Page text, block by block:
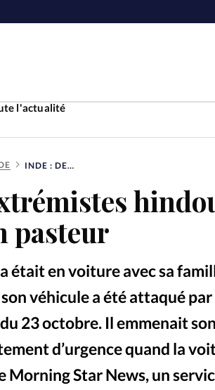
l'actualité
Monde
Société
INDE : DES EXTRÉMISTES HINDOUS ONT TENTÉ DE BRÛLER VIF UN PASTEUR
pasteur
était en voiture avec sa
son véhicule a été attaqué
23 octobre. Il emmenait
d’urgence quand la
Morning Star News, un